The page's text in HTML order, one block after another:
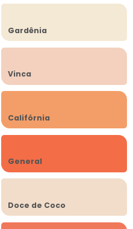
Gardênia
Vinca
Califórnia
General
Doce de Coco